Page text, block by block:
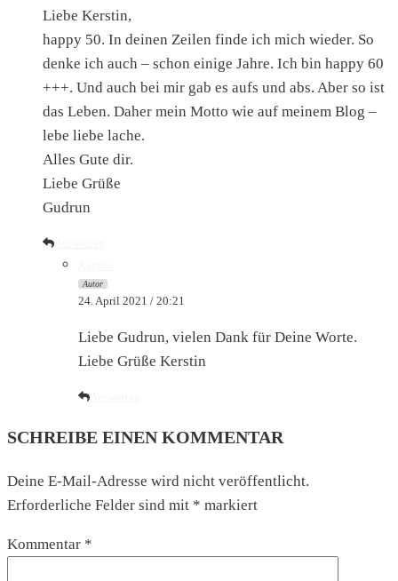
Liebe Kerstin,
happy 50. In deinen Zeilen finde ich mich wieder. So
denke ich auch – schon einige Jahre. Ich bin happy 60
+++. Und auch bei mir gab es aufs und abs. Aber so ist
das Leben. Daher mein Motto wie auf meinem Blog –
lebe liebe lache.
Alles Gute dir.
Liebe Grüße
Gudrun
Autor
24. April 2021 / 20:21
Liebe Gudrun, vielen Dank für Deine Worte.
Liebe Grüße Kerstin
SCHREIBE EINEN KOMMENTAR
Deine E-Mail-Adresse wird nicht veröffentlicht.
Erforderliche Felder sind mit * markiert
Kommentar *